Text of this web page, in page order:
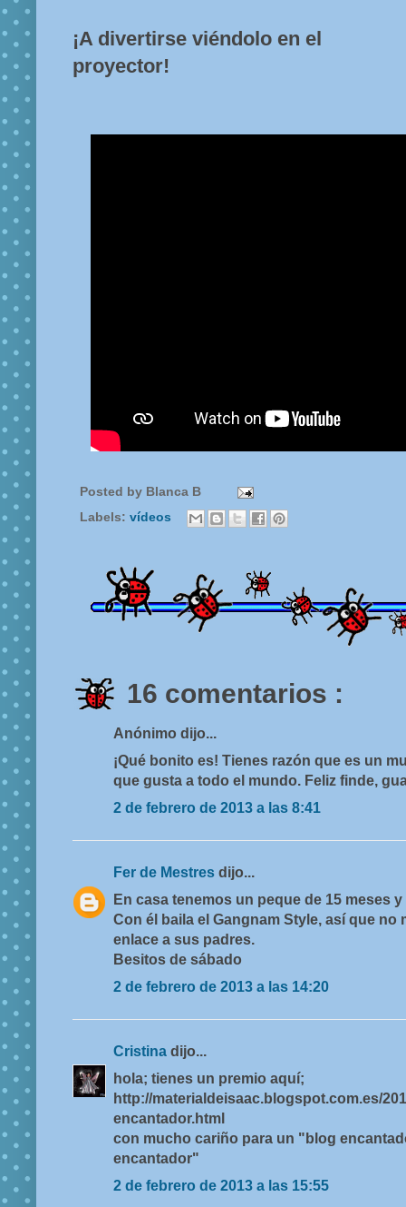
¡A divertirse viéndolo en el
proyector!
Posted by Blanca B
Labels: vídeos
16 comentarios :
Anónimo dijo...
¡Qué bonito es! Tienes razón que es un
que gusta a todo el mundo. Feliz finde,
2 de febrero de 2013 a las 8:41
Fer de Mestres dijo...
En casa tenemos un peque de 15 meses
Con él baila el Gangnam Style, así que no
enlace a sus padres.
Besitos de sábado
2 de febrero de 2013 a las 14:20
Cristina dijo...
hola; tienes un premio aquí;
http://materialdeisaac.blogspot.com.es/
encantador.html
con mucho cariño para un "blog
encantador"
2 de febrero de 2013 a las 15:55